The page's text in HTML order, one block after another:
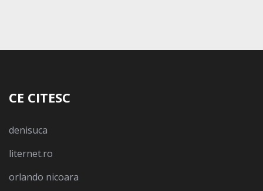
CE CITESC
denisuca
liternet.ro
orlando nicoara